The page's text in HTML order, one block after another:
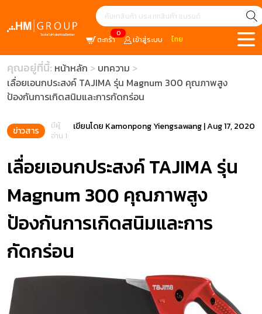
0
ตะกร้า เข้าสู่ระบบ ไทย
คุณอยู่ที่นี้: หน้าหลัก
บทความ
เลื่อยเอนกประสงค์ TAJIMA รุ่น Magnum 300 คุณภาพสูง
ป้องกันการเกิดสนิมและการกัดกร่อน
ข่าวสาร
มีผู้
อ่าน 1
เขียนโดย Kamonpong Yiengsawang|Aug 17, 2020
เลื่อยเอนกประสงค์ TAJIMA รุ่น
Magnum 300 คุณภาพสูง
ป้องกันการเกิดสนิมและการ
กัดกร่อน